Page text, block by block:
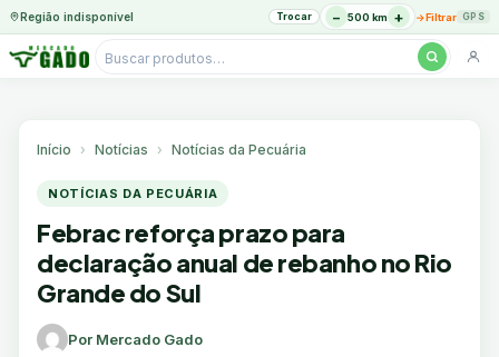
Região indisponível Trocar − 500 km + →Filtrar GPS
Pesquisar
Início Notícias Notícias da Pecuária
NOTÍCIAS DA PECUÁRIA
Febrac reforça prazo para
declaração anual de rebanho no Rio
Grande do Sul
Por Mercado Gado